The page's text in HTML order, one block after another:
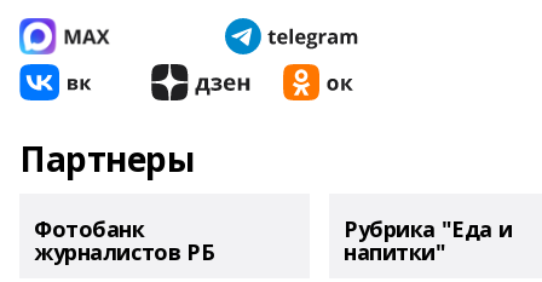
Партнеры
Фотобанк
журналистов РБ
Рубрика "Еда и
напитки"